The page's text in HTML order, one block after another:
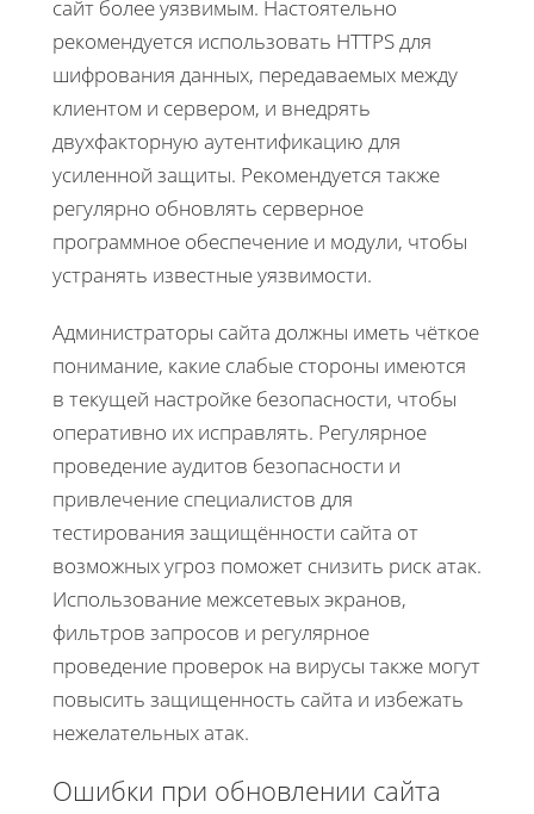
сайт более уязвимым. Настоятельно
рекомендуется использовать HTTPS для
шифрования данных, передаваемых между
клиентом и сервером, и внедрять
двухфакторную аутентификацию для
усиленной защиты. Рекомендуется также
регулярно обновлять серверное
программное обеспечение и модули, чтобы
устранять известные уязвимости.
Администраторы сайта должны иметь чёткое
понимание, какие слабые стороны имеются
в текущей настройке безопасности, чтобы
оперативно их исправлять. Регулярное
проведение аудитов безопасности и
привлечение специалистов для
тестирования защищённости сайта от
возможных угроз поможет снизить риск атак.
Использование межсетевых экранов,
фильтров запросов и регулярное
проведение проверок на вирусы также могут
повысить защищенность сайта и избежать
нежелательных атак.
Ошибки при обновлении сайта